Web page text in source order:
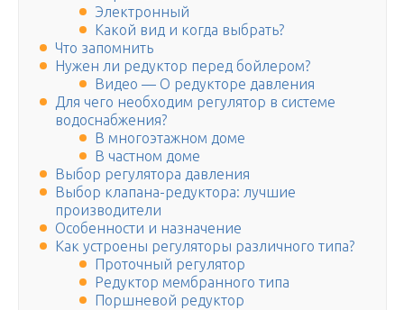
Электронный
Какой вид и когда выбрать?
Что запомнить
Нужен ли редуктор перед бойлером?
Видео — О редукторе давления
Для чего необходим регулятор в системе
водоснабжения?
В многоэтажном доме
В частном доме
Выбор регулятора давления
Выбор клапана-редуктора: лучшие
производители
Особенности и назначение
Как устроены регуляторы различного типа?
Проточный регулятор
Редуктор мембранного типа
Поршневой редуктор